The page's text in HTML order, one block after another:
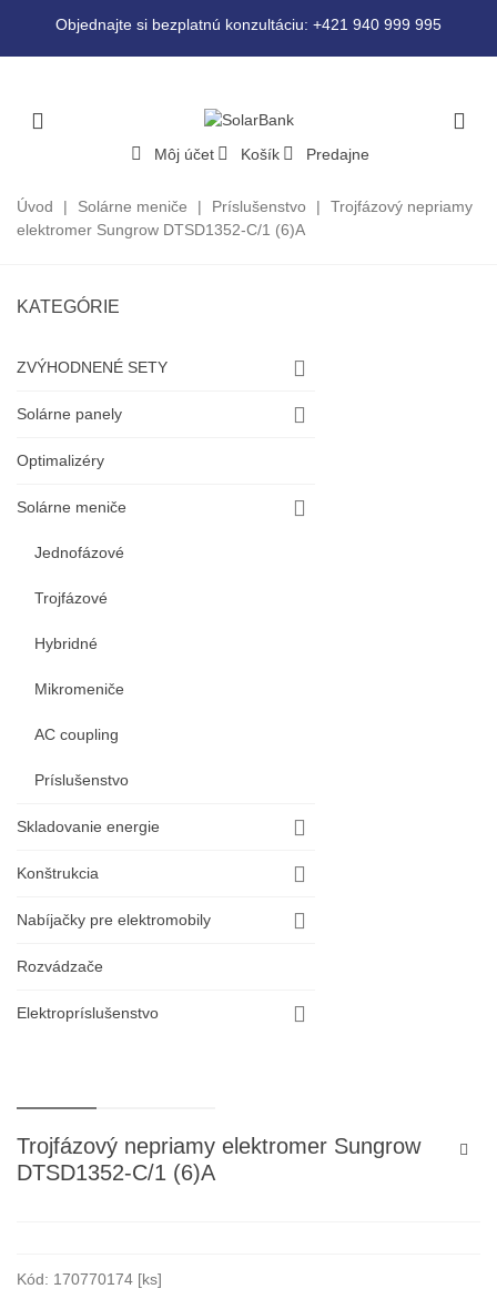
Objednajte si bezplatnú konzultáciu: +421 940 999 995
Môj účet Košík Predajne
Úvod | Solárne meniče | Príslušenstvo |
Trojfázový nepriamy
elektromer Sungrow DTSD1352-C/1 (6)A
KATEGÓRIE
ZVÝHODNENÉ SETY
Solárne panely
Optimalizéry
Solárne meniče
Jednofázové
Trojfázové
Hybridné
Mikromeniče
AC coupling
Príslušenstvo
Skladovanie energie
Konštrukcia
Nabíjačky pre elektromobily
Rozvádzače
Elektropríslušenstvo
Trojfázový nepriamy elektromer Sungrow
DTSD1352-C/1 (6)A
Kód: 170770174 [ks]